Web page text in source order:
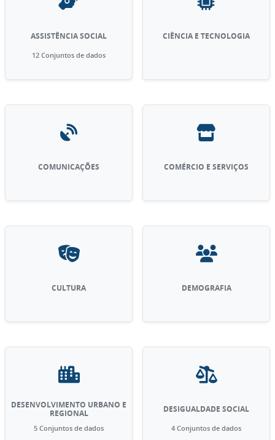
ASSISTÊNCIA SOCIAL
12 Conjuntos de dados
CIÊNCIA E TECNOLOGIA
COMUNICAÇÕES COMÉRCIO E SERVIÇOS
CULTURA DEMOGRAFIA
DESENVOLVIMENTO URBANO E
REGIONAL
5 Conjuntos de dados
DESIGUALDADE SOCIAL
4 Conjuntos de dados